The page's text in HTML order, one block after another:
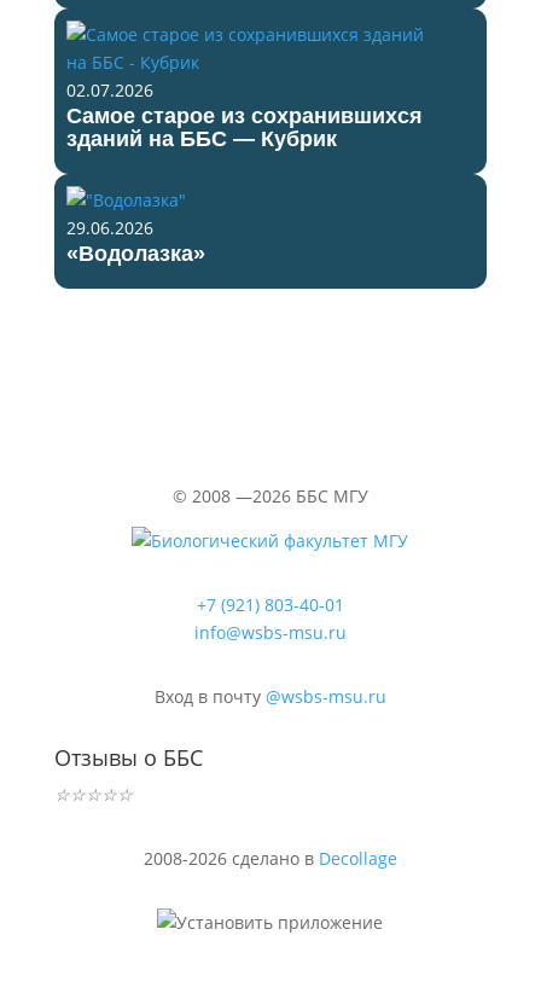
02.07.2026
Самое старое из сохранившихся
зданий на ББС — Кубрик
29.06.2026
«Водолазка»
© 2008 —2026 ББС МГУ
+7 (921) 803-40-01
info@wsbs-msu.ru
Вход в почту @wsbs-msu.ru
Отзывы о ББС
☆☆☆☆☆
2008-2026 сделано в Decollage